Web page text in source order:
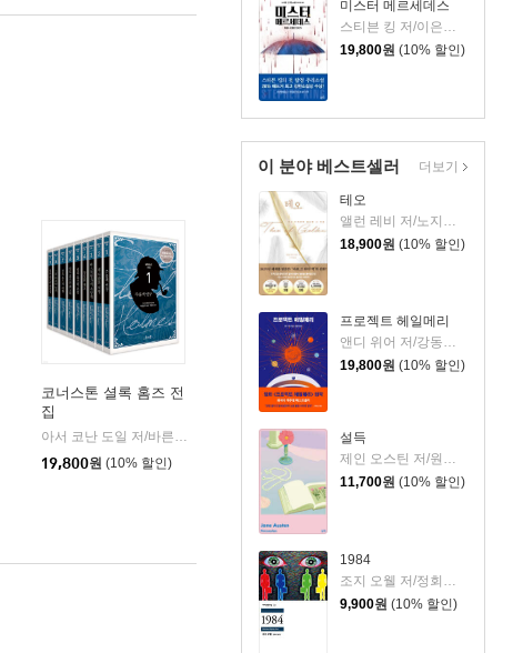
미스터 메르세데스
스티븐 킹 저/이은선 역
19,800원 (10% 할인)
이 분야 베스트셀러
테오
앨런 레비 저/노지양 역
18,900원 (10% 할인)
프로젝트 헤일메리
앤디 위어 저/강동혁 역
19,800원 (10% 할인)
설득
제인 오스틴 저/원영선,전신화 공역
11,700원 (10% 할인)
1984
9,900원 (10% 할인)
더보기
코너스톤 셜록 홈즈 전
집
아서 코난 도일 저/바른번역 역
코너스톤(도서)
19,800원 (10% 할인)